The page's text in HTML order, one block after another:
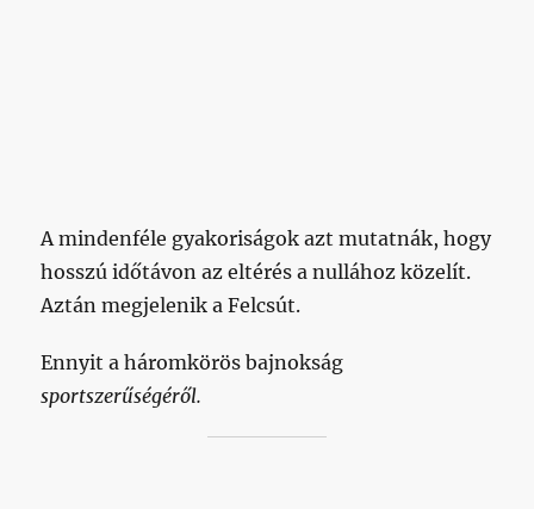
A mindenféle gyakoriságok azt mutatnák, hogy
hosszú időtávon az eltérés a nullához közelít.
Aztán megjelenik a Felcsút.
Ennyit a háromkörös bajnokság
sportszerűségéről.